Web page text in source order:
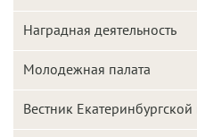
Наградная деятельность
Молодежная палата
Вестник